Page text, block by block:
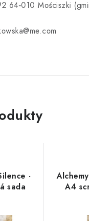
64‑010 Mościszki
-
sada
A4